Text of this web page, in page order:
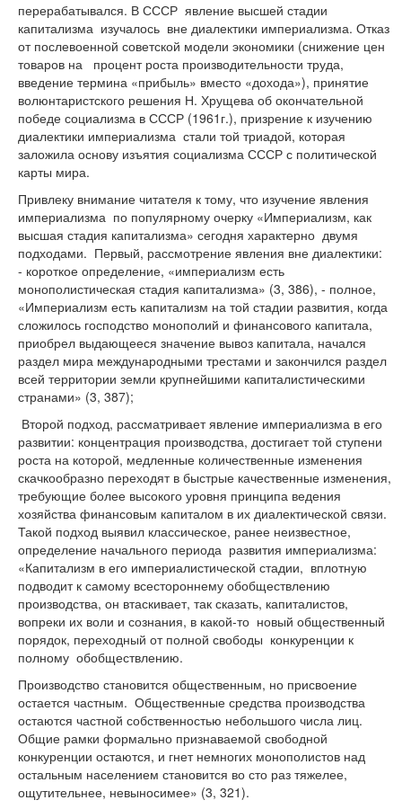
перерабатывался. В СССР явление высшей стадии
капитализма изучалось вне диалектики империализма. Отказ
от послевоенной советской модели экономики (снижение цен
товаров на процент роста производительности труда,
введение термина «прибыль» вместо «дохода»), принятие
волюнтаристского решения Н. Хрущева об окончательной
победе социализма в СССР (1961г.), призрение к изучению
диалектики империализма стали той триадой, которая
заложила основу изъятия социализма СССР с политической
карты мира.
Привлеку внимание читателя к тому, что изучение явления
империализма по популярному очерку «Империализм, как
высшая стадия капитализма» сегодня характерно двумя
подходами. Первый, рассмотрение явления вне диалектики:
- короткое определение, «империализм есть
монополистическая стадия капитализма» (3, 386), - полное,
«Империализм есть капитализм на той стадии развития, когда
сложилось господство монополий и финансового капитала,
приобрел выдающееся значение вывоз капитала, начался
раздел мира международными трестами и закончился раздел
всей территории земли крупнейшими капиталистическими
странами» (3, 387);
Второй подход, рассматривает явление империализма в его
развитии: концентрация производства, достигает той ступени
роста на которой, медленные количественные изменения
скачкообразно переходят в быстрые качественные изменения,
требующие более высокого уровня принципа ведения
хозяйства финансовым капиталом в их диалектической связи.
Такой подход выявил классическое, ранее неизвестное,
определение начального периода развития империализма:
«Капитализм в его империалистической стадии, вплотную
подводит к самому всестороннему обобществлению
производства, он втаскивает, так сказать, капиталистов,
вопреки их воли и сознания, в какой-то новый общественный
порядок, переходный от полной свободы конкуренции к
полному обобществлению.
Производство становится общественным, но присвоение
остается частным. Общественные средства производства
остаются частной собственностью небольшого числа лиц.
Общие рамки формально признаваемой свободной
конкуренции остаются, и гнет немногих монополистов над
остальным населением становится во сто раз тяжелее,
ощутительнее, невыносимее» (3, 321).